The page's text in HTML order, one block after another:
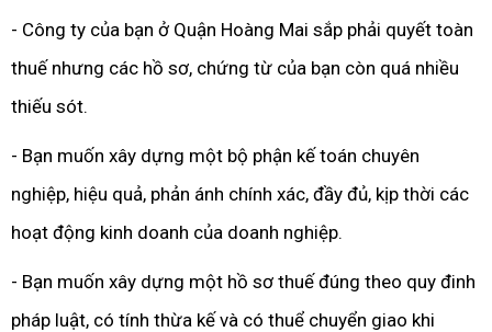
- Công ty của bạn ở Quận Hoàng Mai sắp phải quyết toàn
thuế nhưng các hồ sơ, chứng từ của bạn còn quá nhiều
thiếu sót.
- Bạn muốn xây dựng một bộ phận kế toán chuyên
nghiệp, hiệu quả, phản ánh chính xác, đầy đủ, kịp thời các
hoạt động kinh doanh của doanh nghiệp.
- Bạn muốn xây dựng một hồ sơ thuế đúng theo quy đinh
pháp luật, có tính thừa kế và có thuể chuyển giao khi